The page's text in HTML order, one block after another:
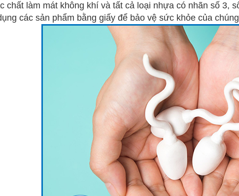
chất làm mát không khí và tất cả loại nhựa có nhãn số 3,
các sản phẩm bằng giấy để bảo vệ sức khỏe của